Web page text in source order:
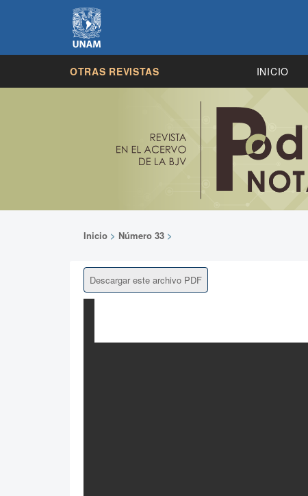
OTRAS REVISTAS INICIO
Inicio > Número 33 >
Descargar este archivo PDF